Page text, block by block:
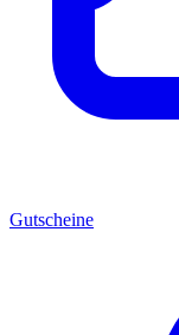
Gutscheine